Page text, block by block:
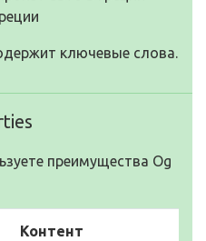
ключевые слова.
преимущества Og
Контент